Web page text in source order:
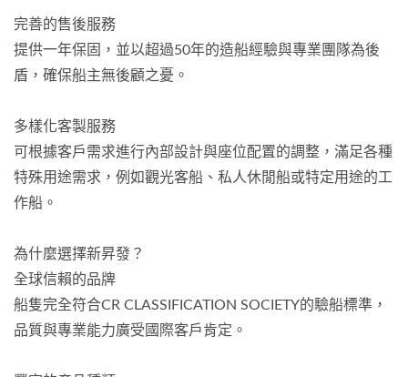
完善的售後服務
提供一年保固，並以超過50年的造船經驗與專業團隊為後
盾，確保船主無後顧之憂。
多樣化客製服務
可根據客戶需求進行內部設計與座位配置的調整，滿足各種
特殊用途需求，例如觀光客船、私人休閒船或特定用途的工
作船。
為什麼選擇新昇發？
全球信賴的品牌
船隻完全符合CR CLASSIFICATION SOCIETY的驗船標準，
品質與專業能力廣受國際客戶肯定。